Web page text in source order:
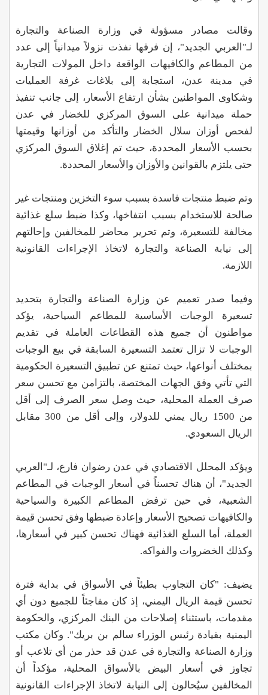
وقالت مصادر مسؤولة في وزارة الصناعة والتجارة
لـ"العربي الجديد"، إن فرقها نفذت نزولاً ميدانياً إلى عدد
من المطاعم والكافيهات الواقعة داخل المولات التجارية
في مدينة عدن، استجابة إلى بلاغات غرفة العمليات
وشكاوى المواطنين بشأن ارتفاع الأسعار، إلى جانب تنفيذ
حملة ميدانية على السوق المركزي للخضار في عدن
لفحص أوزان سلال الخضار والتأكد من أوزانها وقيمتها
بحسب الأسعار المحددة، حيث تم إغلاق السوق المركزي
حتى يلتزم بالقوانين والأوزان والأسعار المحددة.
وتم ضبط منتجات فاسدة بسبب سوء التخزين ومنتجات غير
صالحة للاستخدام بسبب انتفاخها، وكذا ضبط سلع غذائية
مخالفة للتسعيرة، وتم تحرير محاضر للمخالفين وإحالتهم
إلى نيابة الصناعة والتجارة لاتخاذ الإجراءات القانونية
اللازمة.
وفيما صدر تعميم عن وزارة الصناعة والتجارة بتحديد
تسعيرة الوجبات الأساسية للمطاعم السياحية، يؤكد
مواطنون أن جميع هذه القطاعات العاملة في تقديم
الوجبات لا تزال تعتمد التسعيرة السابقة في بيع الوجبات
بمختلف أنواعها، حيث تمتنع عن تطبيق التسعيرة الحكومية
التي تأتي وفق الجهات المختصة، بالتزامن مع تحسن سعر
صرف العملة المحلية، حيث وصل سعر الصرف إلى أقل
من 1500 ريال يمني للدولار، وإلى أقل من 300 مقابل
الريال السعودي.
ويؤكد المحلل الاقتصادي في عدن رضوان فارع، لـ"العربي
الجديد"، أن هناك تحسناً في أسعار الوجبات في المطاعم
الشعبية، في حين ترفض المطاعم الكبيرة والسياحية
والكافيهات تصحيح الأسعار وإعادة ضبطها وفق تحسن قيمة
العملة، أما السلع الغذائية فهناك تحسن كبير في أسعارها،
وكذلك الخضروات والفواكه.
يضيف: "كان التجاوب بطيئاً في الأسواق في بداية فترة
تحسن قيمة الريال اليمني، إذ كان مفاجئاً للجميع دون أي
مقدمات، باستثناء إصلاحات من البنك المركزي، والحكومة
اليمنية بقيادة رئيس الوزراء سالم بن بريك". وكان مكتب
وزارة الصناعة والتجارة في عدن قد حذر من أي تلاعب أو
تجاوز في أسعار البيض بالأسواق المحلية، مؤكداً أن
المخالفين سيُحالون إلى النيابة لاتخاذ الإجراءات القانونية